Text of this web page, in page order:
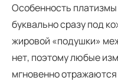
Особенность платизмы
буквально сразу под
жировой «подушки»
нет, поэтому любые
мгновенно